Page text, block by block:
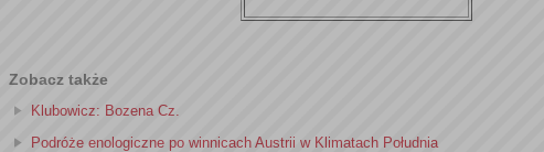
Zobacz także
Klubowicz: Bozena Cz.
Podróże enologiczne po winnicach Austrii w Klimatach Południa